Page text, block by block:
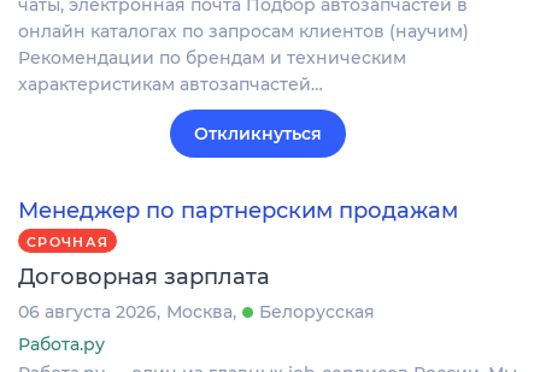
чаты, электронная почта Подбор автозапчастей в
онлайн каталогах по запросам клиентов (научим)
Рекомендации по брендам и техническим
характеристикам автозапчастей…
Откликнуться
Менеджер по партнерским продажам
СРОЧНАЯ
Договорная зарплата
06 августа 2026 Москва
Белорусская
Работа.ру